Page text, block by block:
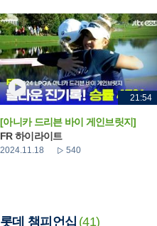
21:54
[아니카 드리븐 바이 게인브릿지]
FR 하이라이트
2024.11.18 540
롯데 챔피언십 (41)